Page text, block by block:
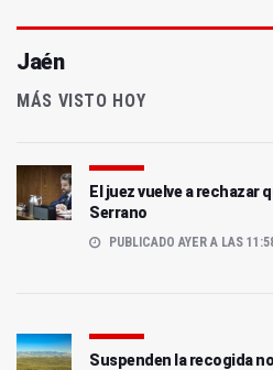
Jaén
MÁS VISTO HOY
El juez vuelve a rechazar
Serrano
PUBLICADO AYER A LAS
Suspenden la recogida